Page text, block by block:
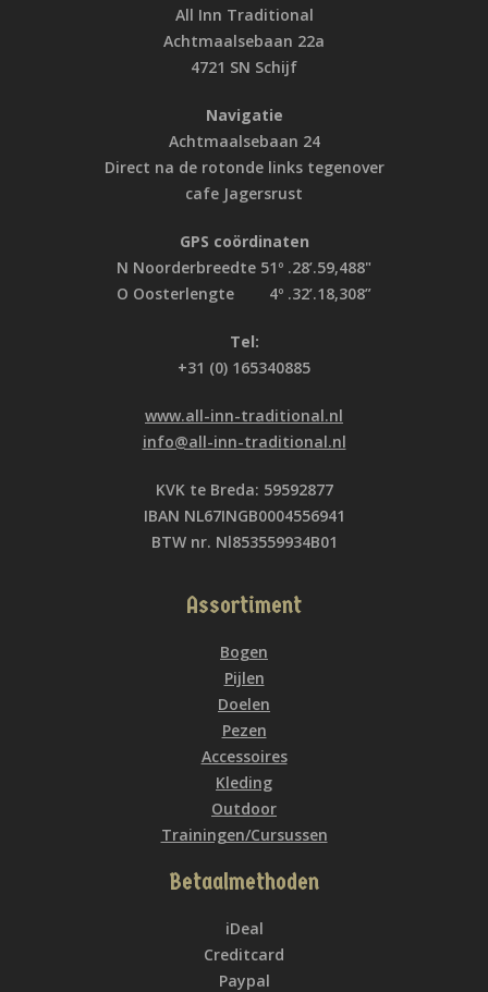
All Inn Traditional
Achtmaalsebaan 22a
4721 SN Schijf
Navigatie
Achtmaalsebaan 24
Direct na de rotonde links tegenover
cafe Jagersrust
GPS coördinaten
N Noorderbreedte 51º .28’.59,488"
O Oosterlengte 4º .32’.18,308”
Tel:
+31 (0) 165340885
www.all-inn-traditional.nl
info@all-inn-traditional.nl
KVK te Breda: 59592877
IBAN NL67INGB0004556941
BTW nr. Nl853559934B01
Assortiment
Bogen
Pijlen
Doelen
Pezen
Accessoires
Kleding
Outdoor
Trainingen/Cursussen
Betaalmethoden
iDeal
Creditcard
Paypal